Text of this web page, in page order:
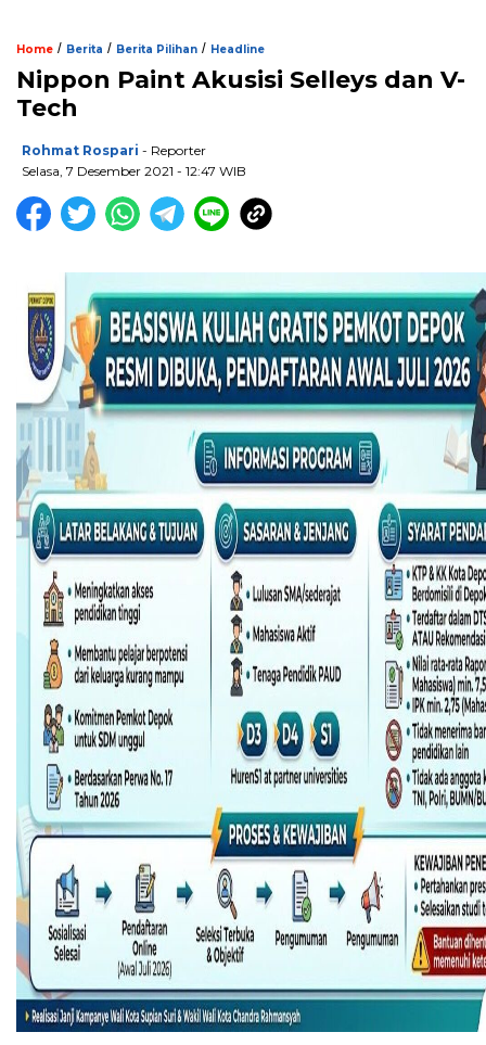
Home / Berita / Berita Pilihan / Headline
Nippon Paint Akusisi Selleys dan V-
Tech
Rohmat Rospari - Reporter
Selasa, 7 Desember 2021 - 12:47 WIB